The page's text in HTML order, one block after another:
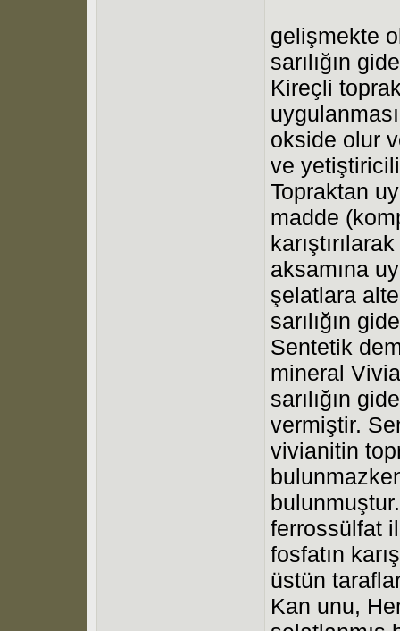
gelişmekte
sarılığın
Kireçli
okside olur
ve
Topraktan
madde
aksamına
şelatlara
sarılığın
Sentetik
mineral
sarılığın
vermiştir.
vivianitin
ferrossülfat
fosfatın
üstün
Kan unu,